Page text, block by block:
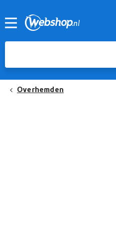
Overhemden